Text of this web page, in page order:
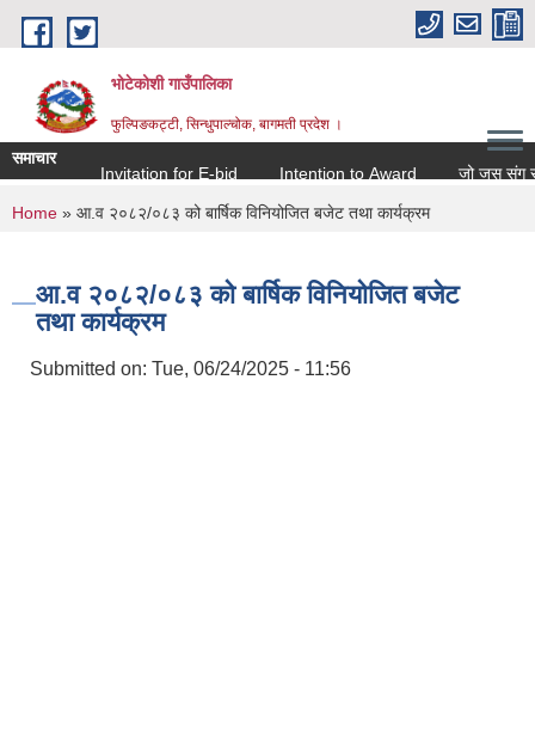
Skip to main content
भोटेकोशी गाउँपालिका
फुल्पिङकट्टी, सिन्धुपाल्चोक, बागमती प्रदेश ।
समाचार
Invitation for E-bid
Intention to Award जो जस संग
You are here
Home » आ.व २०८२/०८३ को बार्षिक विनियोजित बजेट तथा कार्यक्रम
आ.व २०८२/०८३ को बार्षिक विनियोजित बजेट
तथा कार्यक्रम
Submitted on: Tue, 06/24/2025 - 11:56